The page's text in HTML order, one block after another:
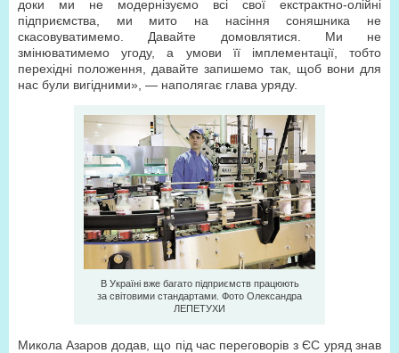
доки ми не модернізуємо всі свої екстрактно-олійні
підприємства, ми мито на насіння соняшника не
скасовуватимемо. Давайте домовлятися. Ми не
змінюватимемо угоду, а умови її імплементації, тобто
перехідні положення, давайте запишемо так, щоб вони для
нас були вигідними», — наполягає глава уряду.
В Україні вже багато підприємств працюють
за світовими стандартами. Фото Oлександра
ЛЕПЕТУХИ
Микола Азаров додав, що під час переговорів з ЄС уряд знав